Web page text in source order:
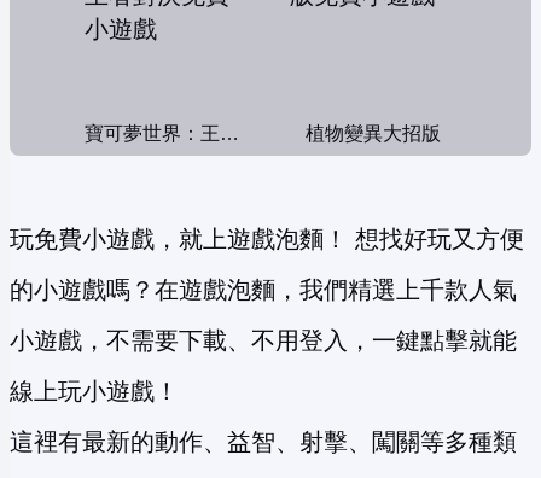
寶可夢世界：王者對決 植物變異大招版
玩免費小遊戲，就上遊戲泡麵！ 想找好玩又方便
的小遊戲嗎？在遊戲泡麵，我們精選上千款人氣
小遊戲，不需要下載、不用登入，一鍵點擊就能
線上玩小遊戲！
這裡有最新的動作、益智、射擊、闖關等多種類